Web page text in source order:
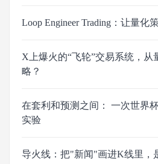
Loop Engineer Trading：让量化
X上爆火的“飞轮”交易系统，从
略？
在套利和预测之间： 一次世界
实验
导火线：把"新闻"画进K线里，